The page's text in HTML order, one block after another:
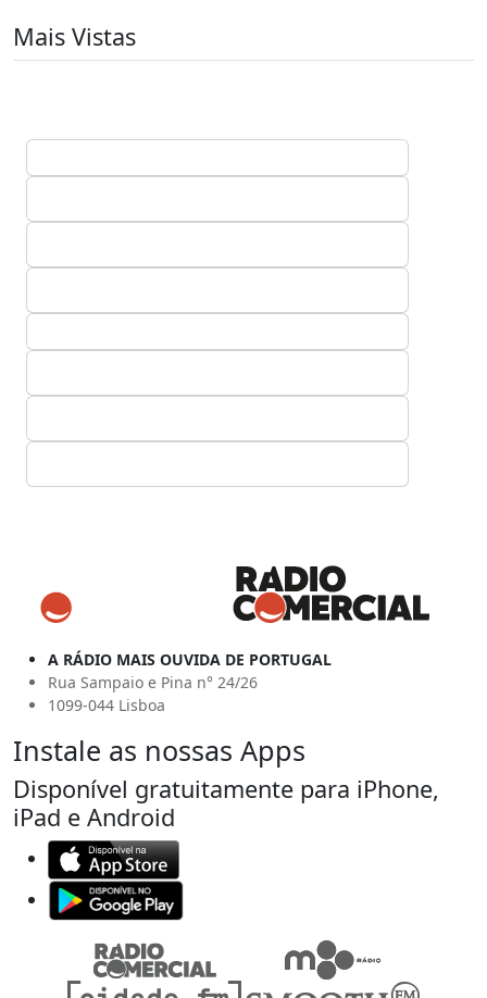
Mais Vistas
A RÁDIO MAIS OUVIDA DE PORTUGAL
Rua Sampaio e Pina n° 24/26
1099-044 Lisboa
Instale as nossas Apps
Disponível gratuitamente para iPhone,
iPad e Android